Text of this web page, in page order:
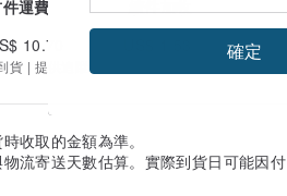
運費
10.70
| 提供追蹤
收取的金額為準。
流寄送天數估算。實際到貨日可能因付
確定